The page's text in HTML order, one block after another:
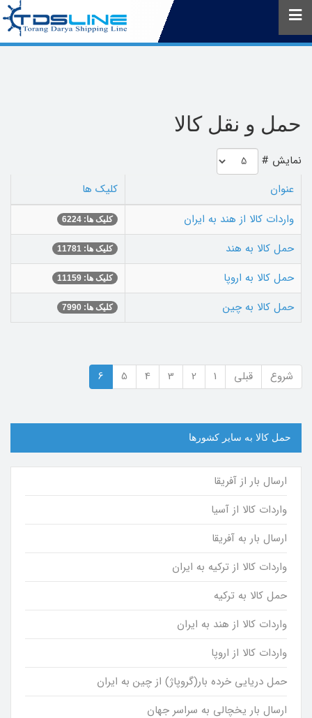
حمل و نقل کالا
نمایش #
عنوان
کلیک ها
واردات کالا از هند به ایران
کلیک ها: 6224
حمل کالا به هند کلیک ها: 11781
حمل کالا به اروپا کلیک ها: 11159
حمل کالا به چین کلیک ها: 7990
شروع قبلی 1
2
3
4
5
6
حمل کالا به سایر کشورها
ارسال بار از آفریقا
واردات کالا از آسیا
ارسال بار به آفریقا
واردات کالا از ترکیه به ایران
حمل کالا به ترکیه
واردات کالا از هند به ایران
واردات کالا از اروپا
حمل دریایی خرده بار(گروپاژ) از چین به ایران
ارسال بار یخچالی به سراسر جهان